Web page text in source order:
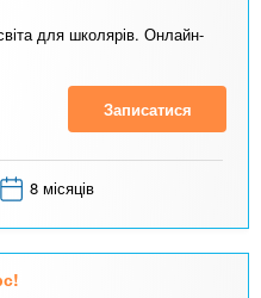
для школярів. Онлайн-
Записатися
8 місяців